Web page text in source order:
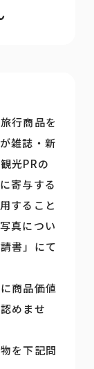
行商品を
雑誌・新
光PRの
寄与する
すること
真につい
書」にて
商品価値
めませ
を下記問